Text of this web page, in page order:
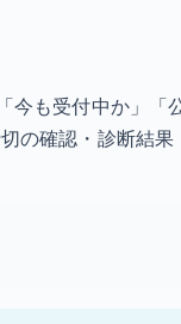
も受付中か」「
の確認・診断結